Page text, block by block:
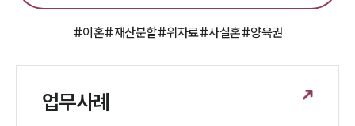
#이혼#재산분할#위자료#사실혼#양육권
업무사례